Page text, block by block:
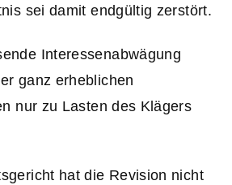
sei damit endgültig zerstört.
Interessenabwägung
ganz erheblichen
nur zu Lasten des Klägers
hat die Revision nicht